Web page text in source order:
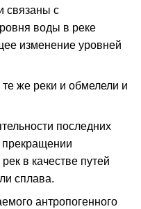
связаны с
воды в реке
изменение уровней
же реки и обмелели и
последних
прекращении
в качестве путей
сплава.
антропогенного